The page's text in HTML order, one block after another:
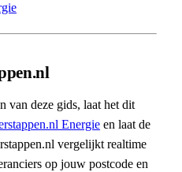
van deze gids, laat het dit
Energie en laat de
vergelijkt realtime
op jouw postcode en